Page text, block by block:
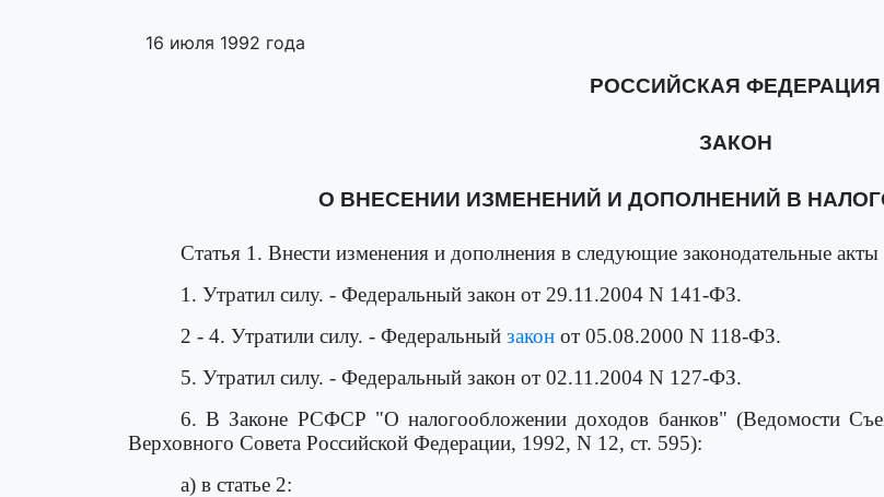
16 июля 1992 года
РОССИЙСКАЯ ФЕДЕРАЦИЯ
ЗАКОН
О ВНЕСЕНИИ ИЗМЕНЕНИЙ И ДОПОЛНЕНИЙ В
Статья 1. Внести изменения и дополнения в следующие законодательные
1. Утратил силу. - Федеральный закон от 29.11.2004 N 141-ФЗ.
2 - 4. Утратили силу. - Федеральный закон от 05.08.2000 N 118-ФЗ.
5. Утратил силу. - Федеральный закон от 02.11.2004 N 127-ФЗ.
6. В Законе РСФСР "О налогообложении доходов банков" (Ведомости
Верховного Совета Российской Федерации, 1992, N 12, ст. 595):
а) в статье 2: